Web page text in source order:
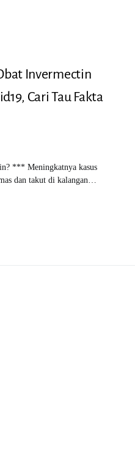
Invermectin
Cari Tau Fakta
*** Meningkatnya kasus
dan takut di kalangan…